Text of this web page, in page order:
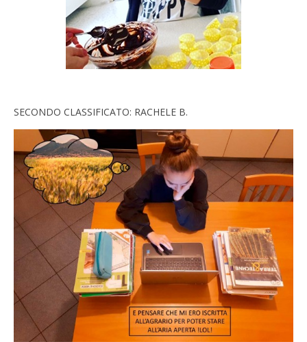
SECONDO CLASSIFICATO: RACHELE B.